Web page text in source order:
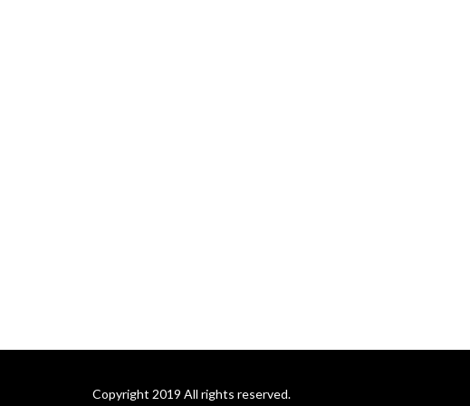
Copyright 2019 All rights reserved.